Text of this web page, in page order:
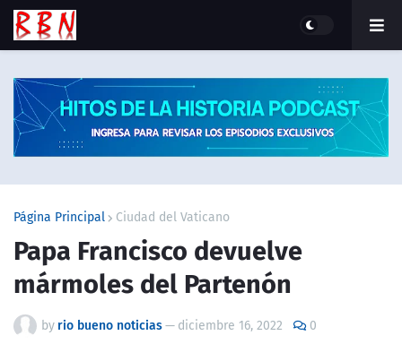
Página Principal Ciudad del Vaticano
Papa Francisco devuelve
mármoles del Partenón
by rio bueno noticias— diciembre 16, 2022 0